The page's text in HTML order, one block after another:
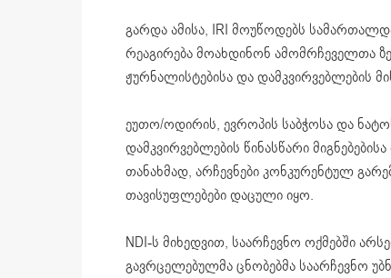
გარდა ამისა, IRI მოუწოდებს
რეაგირება მოახდინონ ამომრჩეველთა
ჟურნალისტებისა და დამკვირვებლების
ეუთო/ოდირის, ევროპის საბჭოსა და
დამკვირვებლების წინასწარი
თანახმად, არჩევნები კონკურენტულ
თავისუფლებები დაცული იყო.
NDI-ს მიხედვით, საარჩევნო ოქმებში
გავრცელებულმა ცნობებმა საარჩევნო